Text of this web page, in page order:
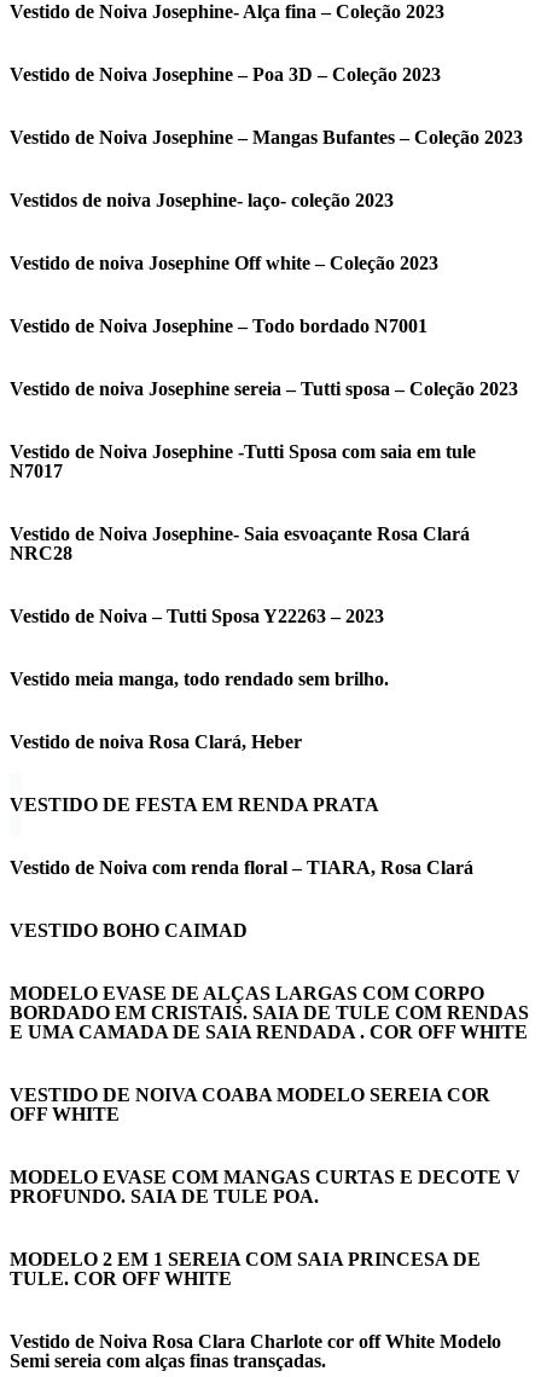
Vestido de Noiva Josephine- Alça fina – Coleção 2023
Vestido de Noiva Josephine – Poa 3D – Coleção 2023
Vestido de Noiva Josephine – Mangas Bufantes – Coleção 2023
Vestidos de noiva Josephine- laço- coleção 2023
Vestido de noiva Josephine Off white – Coleção 2023
Vestido de Noiva Josephine – Todo bordado N7001
Vestido de noiva Josephine sereia – Tutti sposa – Coleção 2023
Vestido de Noiva Josephine -Tutti Sposa com saia em tule
N7017
Vestido de Noiva Josephine- Saia esvoaçante Rosa Clará
NRC28
Vestido de Noiva – Tutti Sposa Y22263 – 2023
Vestido meia manga, todo rendado sem brilho.
Vestido de noiva Rosa Clará, Heber
VESTIDO DE FESTA EM RENDA PRATA
Vestido de Noiva com renda floral – TIARA, Rosa Clará
VESTIDO BOHO CAIMAD
MODELO EVASE DE ALÇAS LARGAS COM CORPO
BORDADO EM CRISTAIS. SAIA DE TULE COM RENDAS
E UMA CAMADA DE SAIA RENDADA . COR OFF WHITE
VESTIDO DE NOIVA COABA MODELO SEREIA COR
OFF WHITE
MODELO EVASE COM MANGAS CURTAS E DECOTE V
PROFUNDO. SAIA DE TULE POA.
MODELO 2 EM 1 SEREIA COM SAIA PRINCESA DE
TULE. COR OFF WHITE
Vestido de Noiva Rosa Clara Charlote cor off White Modelo
Semi sereia com alças finas transçadas.